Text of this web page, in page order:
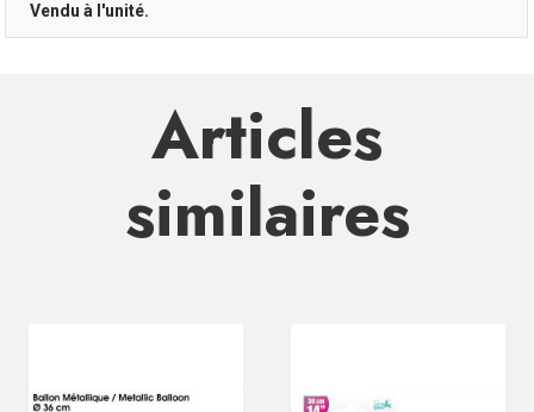
Vendu à l'unité.
Articles
similaires